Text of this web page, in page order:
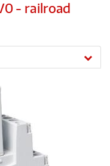
- railroad